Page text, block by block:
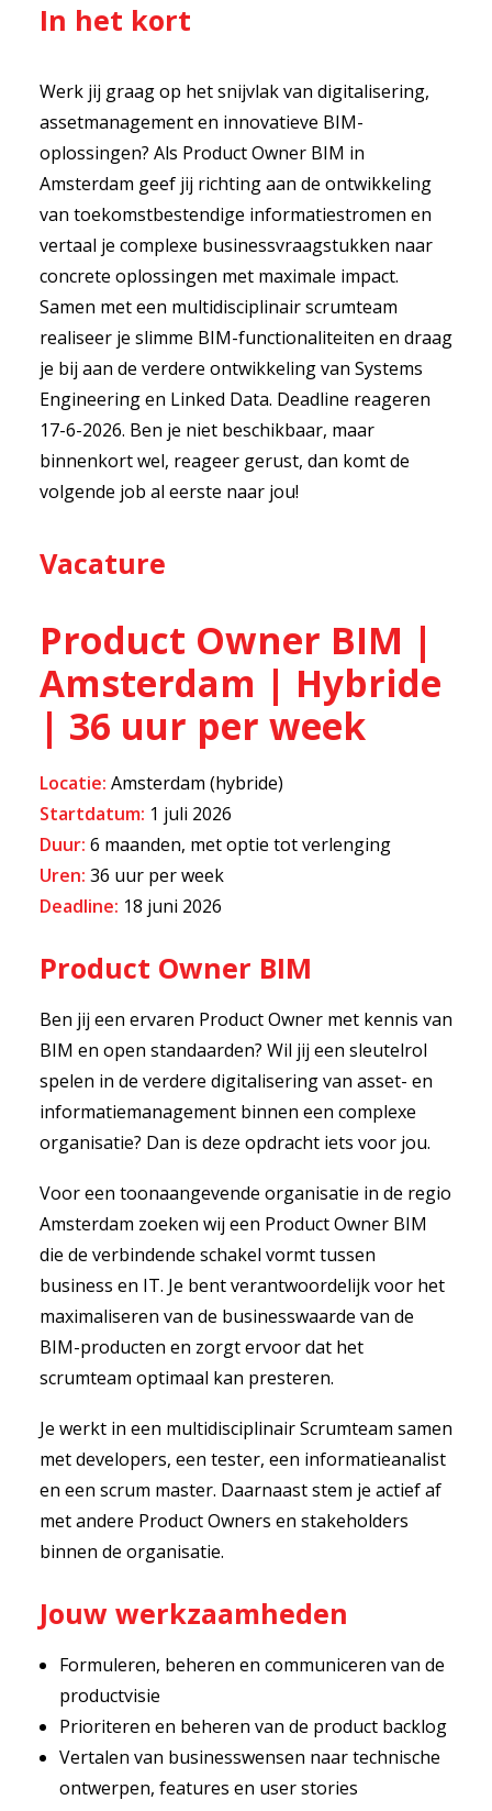
In het kort
Werk jij graag op het snijvlak van digitalisering,
assetmanagement en innovatieve BIM-
oplossingen? Als Product Owner BIM in
Amsterdam geef jij richting aan de ontwikkeling
van toekomstbestendige informatiestromen en
vertaal je complexe businessvraagstukken naar
concrete oplossingen met maximale impact.
Samen met een multidisciplinair scrumteam
realiseer je slimme BIM-functionaliteiten en draag
je bij aan de verdere ontwikkeling van Systems
Engineering en Linked Data. Deadline reageren
17-6-2026. Ben je niet beschikbaar, maar
binnenkort wel, reageer gerust, dan komt de
volgende job al eerste naar jou!
Vacature
Product Owner BIM |
Amsterdam | Hybride
| 36 uur per week
Locatie: Amsterdam (hybride)
Startdatum: 1 juli 2026
Duur: 6 maanden, met optie tot verlenging
Uren: 36 uur per week
Deadline: 18 juni 2026
Product Owner BIM
Ben jij een ervaren Product Owner met kennis van
BIM en open standaarden? Wil jij een sleutelrol
spelen in de verdere digitalisering van asset- en
informatiemanagement binnen een complexe
organisatie? Dan is deze opdracht iets voor jou.
Voor een toonaangevende organisatie in de regio
Amsterdam zoeken wij een Product Owner BIM
die de verbindende schakel vormt tussen
business en IT. Je bent verantwoordelijk voor het
maximaliseren van de businesswaarde van de
BIM-producten en zorgt ervoor dat het
scrumteam optimaal kan presteren.
Je werkt in een multidisciplinair Scrumteam samen
met developers, een tester, een informatieanalist
en een scrum master. Daarnaast stem je actief af
met andere Product Owners en stakeholders
binnen de organisatie.
Jouw werkzaamheden
Formuleren, beheren en communiceren van de
productvisie
Prioriteren en beheren van de product backlog
Vertalen van businesswensen naar technische
ontwerpen, features en user stories